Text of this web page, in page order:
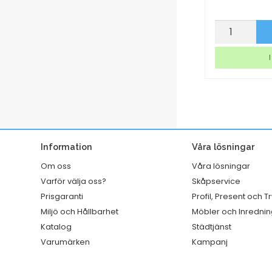
Märkband
tag
Information
Om oss
Varför välja oss?
Prisgaranti
Miljö och Hållbarhet
Katalog
Varumärken
Våra lösningar
Våra lösningar
Skåpservice
Profil, Present och
Möbler och
Städtjänst
Kampanj